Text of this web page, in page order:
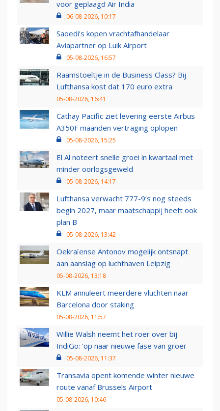
voor geplaagd Air India
06-08-2026, 10:17
Saoedi’s kopen vrachtafhandelaar
Aviapartner op Luik Airport
05-08-2026, 16:57
Raamstoeltje in de Business Class? Bij
Lufthansa kost dat 170 euro extra
05-08-2026, 16:41
Cathay Pacific ziet levering eerste Airbus
A350F maanden vertraging oplopen
05-08-2026, 15:25
El Al noteert snelle groei in kwartaal met
minder oorlogsgeweld
05-08-2026, 14:17
Lufthansa verwacht 777-9’s nog steeds
begin 2027, maar maatschappij heeft ook
plan B
05-08-2026, 13:42
Oekraïense Antonov mogelijk ontsnapt
aan aanslag op luchthaven Leipzig
05-08-2026, 13:18
KLM annuleert meerdere vluchten naar
Barcelona door staking
05-08-2026, 11:57
Willie Walsh neemt het roer over bij
IndiGo: 'op naar nieuwe fase van groei'
05-08-2026, 11:37
Transavia opent komende winter nieuwe
route vanaf Brussels Airport
05-08-2026, 10:46